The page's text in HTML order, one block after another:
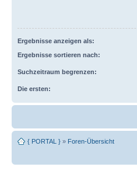
Ergebnisse anzeigen als:
Ergebnisse sortieren nach:
Suchzeitraum begrenzen:
Die ersten:
{ PORTAL } » Foren-Übersicht